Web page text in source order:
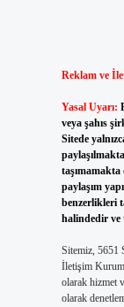
Reklam ve
Yasal Uyarı:
veya şahıs
Sitede
paylaşım
benzerlikleri
halindedir ve
Sitemiz, 5651
İletişim
olarak hizmet
olarak